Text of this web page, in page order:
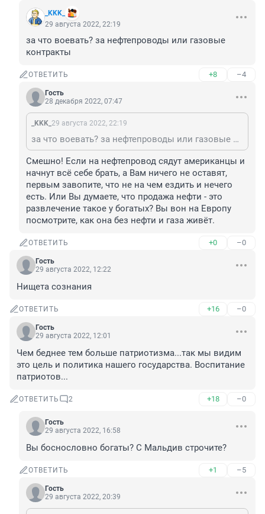
_KKK_
29 августа 2022, 22:19
за что воевать? за нефтепроводы или газовые
контракты
ОТВЕТИТЬ +8 –4
Гость
28 декабря 2022, 07:47
_KKK_ 29 августа 2022, 22:19
за что воевать? за нефтепроводы или газовые контракты
Смешно! Если на нефтепровод сядут американцы и
начнут всё себе брать, а Вам ничего не оставят,
первым завопите, что не на чем ездить и нечего
есть. Или Вы думаете, что продажа нефти - это
развлечение такое у богатых? Вы вон на Европу
посмотрите, как она без нефти и газа живёт.
ОТВЕТИТЬ +0 –0
Гость
29 августа 2022, 12:22
Нищета сознания
ОТВЕТИТЬ +16 –0
Гость
29 августа 2022, 12:01
Чем беднее тем больше патриотизма...так мы видим
это цель и политика нашего государства. Воспитание
патриотов...
ОТВЕТИТЬ 2 +18 –0
Гость
29 августа 2022, 16:58
Вы боснословно богаты? С Мальдив строчите?
ОТВЕТИТЬ +1 –5
Гость
29 августа 2022, 20:39